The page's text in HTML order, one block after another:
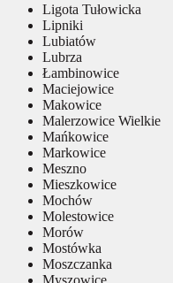
Ligota Tułowicka
Lipniki
Lubiatów
Lubrza
Łambinowice
Maciejowice
Makowice
Malerzowice Wielkie
Mańkowice
Markowice
Meszno
Mieszkowice
Mochów
Molestowice
Morów
Mostówka
Moszczanka
Myszowice